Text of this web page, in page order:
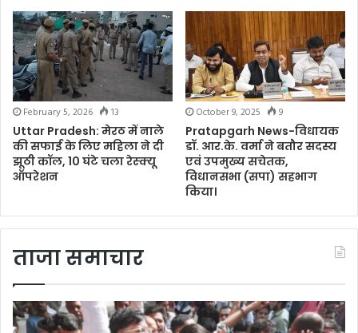
February 5, 2026
13
Uttar Pradesh: मेरठ में नाले
की सफाई के लिए महिला ने दी
झूठी कॉल, 10 घंटे चला रेस्क्यू
ऑपरेशन
October 9, 2025
9
Pratapgarh News-विधायक
डॉ. आर.के. वर्मा ने बतौर सदस्य
एवं उपमुख्य सचेतक,
विधानसभा (सपा) सहभाग
किया।
ताजा समाचार